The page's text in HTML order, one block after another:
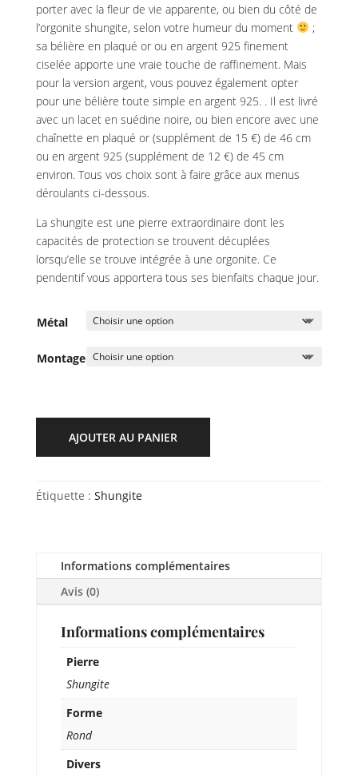
porter avec la fleur de vie apparente, ou bien du côté de
l’orgonite shungite, selon votre humeur du moment
;
sa bélière en plaqué or ou en argent 925 finement
ciselée apporte une vraie touche de raffinement. Mais
pour la version argent, vous pouvez également opter
pour une bélière toute simple en argent 925. . Il est livré
avec un lacet en suédine noire, ou bien encore avec une
chaînette en plaqué or (supplément de 15 €) de 46 cm
ou en argent 925 (supplément de 12 €) de 45 cm
environ. Tous vos choix sont à faire grâce aux menus
déroulants ci-dessous.
La shungite est une pierre extraordinaire dont les
capacités de protection se trouvent décuplées
lorsqu’elle se trouve intégrée à une orgonite. Ce
pendentif vous apportera tous ses bienfaits chaque jour.
Métal
Montage
AJOUTER AU PANIER
Étiquette : Shungite
Informations complémentaires
Avis (0)
Informations complémentaires
Pierre
Shungite
Forme
Rond
Divers